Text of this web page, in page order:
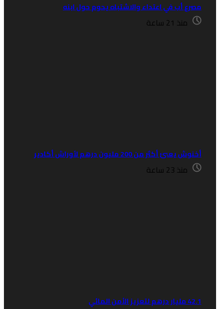
أب في اعتداء والاشتباه يحوم حول ابنه
منذ 21 ساعة
يعبئ أكثر من 200 مليون درهم لأوراش أكادير
منذ 23 ساعة